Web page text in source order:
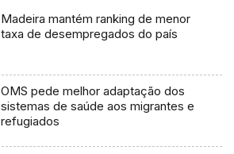
Madeira mantém ranking de menor
taxa de desempregados do país
OMS pede melhor adaptação dos
sistemas de saúde aos migrantes e
refugiados